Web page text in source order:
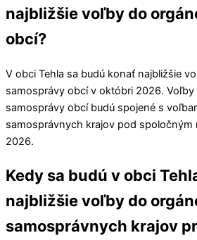
najbližšie voľby do
obcí?
V obci Tehla sa budú konať najbližšie
samosprávy obcí v októbri 2026.
samosprávy obcí budú spojené s
samosprávnych krajov pod spoločným
2026.
Kedy sa budú v obci
najbližšie voľby do
samosprávnych krajov